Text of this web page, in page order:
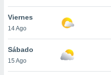
cookies
aceptar
Viernes
14 Ago
Sábado
15 Ago